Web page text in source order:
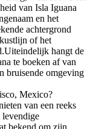
van Isla Iguana
en het
achtergrond
of het
hangt de
te boeken af van
bruisende omgeving
Mexico?
van een reeks
levendige
bekend om zijn